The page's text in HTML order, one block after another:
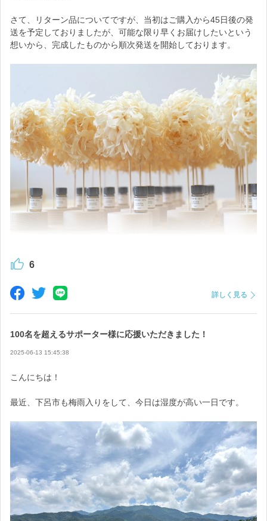
商品代金に加え、応援の気持ちとして上乗せしていただいた金額
については、
※ぎふちょう金山さんが予定よりも早く製作を進めてくださって
いるおかげで、
当初予定していた「ご購入から45日後」の発送よりかなり早めに
お届けできている状況です！
ご購入いただいたみなさま、商品到着を楽しみにお待ちください♪
今後も引き続き、どうぞよろしくお願いいたします。
さて、リターン品についてですが、当初はご購入から45日後の発
送を予定しておりましたが、可能な限り早くお届けしたいという
想いから、完成したものから順次発送を開始しております。
ひとつひとつ、丁寧に心を込めて梱包しています！
6
詳しく見る
100名を超えるサポーター様に応援いただきました！
2025-06-13 15:45:38
こんにちは！
最近、下呂市も梅雨入りをして、今日は湿度が高い一日です。